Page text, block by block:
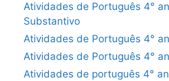
Atividades de Português 4°
Substantivo
Atividades de Português 4°
Atividades de Português 4°
Atividades de português 4°